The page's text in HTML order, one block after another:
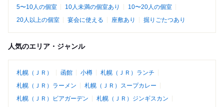
5〜10人の個室
10人未満の個室あり
10〜20人の個室
20人以上の個室
宴会に使える 座敷あり 掘りごたつあり
人気のエリア・ジャンル
札幌（ＪＲ） 函館 小樽
札幌（ＪＲ）ランチ
札幌（ＪＲ）ラーメン
札幌（ＪＲ）スープカレー
札幌（ＪＲ）ビアガーデン
札幌（ＪＲ）ジンギスカン